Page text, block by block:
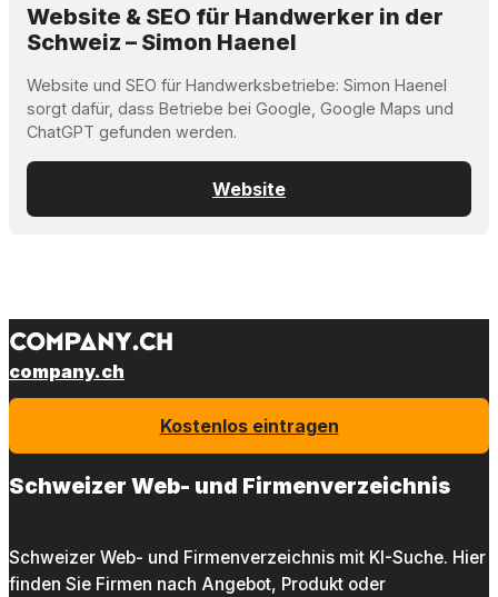
Website & SEO für Handwerker in der
Schweiz – Simon Haenel
Website und SEO für Handwerksbetriebe: Simon Haenel
sorgt dafür, dass Betriebe bei Google, Google Maps und
ChatGPT gefunden werden.
Website
company.ch
Kostenlos eintragen
Schweizer Web- und Firmenverzeichnis
Schweizer Web- und Firmenverzeichnis mit KI-Suche. Hier
finden Sie Firmen nach Angebot, Produkt oder